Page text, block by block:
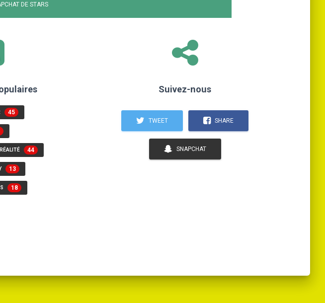
DE STARS
45
44
13
18
Suivez-nous
TWEET SHARE
SNAPCHAT